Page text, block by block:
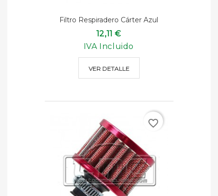
Filtro Respiradero Cárter Azul
12,11 €
IVA Incluido
VER DETALLE
favorite_border